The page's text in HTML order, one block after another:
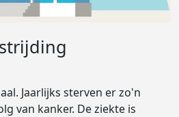
Jaarlijks sterven er zo'n
van kanker. De ziekte is